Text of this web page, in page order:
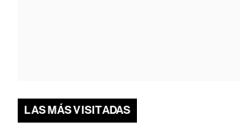
LAS MÁS VISITADAS